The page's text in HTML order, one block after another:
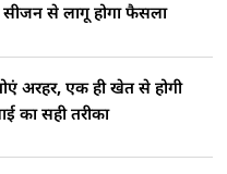
से लागू होगा फैसला
अरहर, एक ही खेत से होगी
का सही तरीका